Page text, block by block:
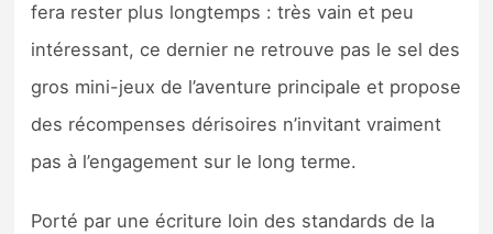
fera rester plus longtemps : très vain et peu
intéressant, ce dernier ne retrouve pas le sel des
gros mini-jeux de l’aventure principale et propose
des récompenses dérisoires n’invitant vraiment
pas à l’engagement sur le long terme.
Porté par une écriture loin des standards de la